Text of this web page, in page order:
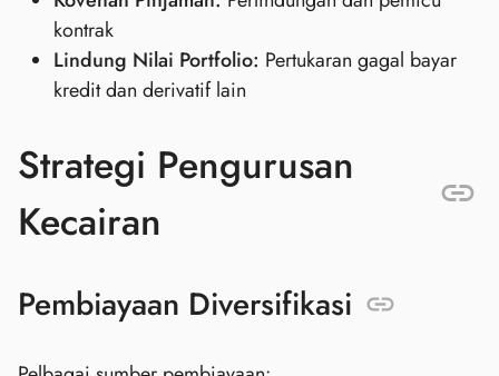
kontrak
Lindung Nilai Portfolio: Pertukaran gagal bayar
kredit dan derivatif lain
Strategi Pengurusan
Kecairan
Pembiayaan Diversifikasi